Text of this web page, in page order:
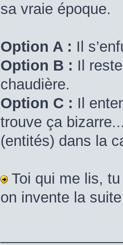
sa vraie époque.
Option A : Il
Option B : Il
chaudière.
Option C : Il
trouve ça
(entités) dans la
Toi qui me lis,
on invente la